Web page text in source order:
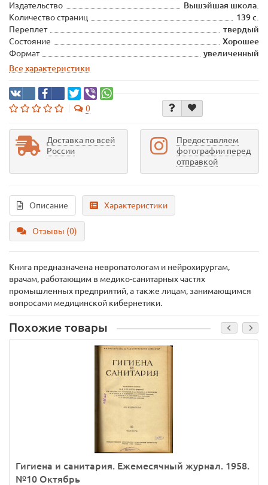
Издательство
Вышэйшая школа.
Количество страниц
139 с.
Переплет
твердый
Состояние
Хорошее
Формат
увеличенный
Все характеристики
0
Доставка по всей
России
Предоставляем
фотографии перед
отправкой
Описание Характеристики
Отзывы (0)
Книга предназначена невропатологам и нейрохирургам,
врачам, работающим в медико-санитарных частях
промышленных предприятий, а также лицам, занимающимся
вопросами медицинской кибернетики.
Похожие товары
Гигиена и санитария. Ежемесячный журнал. 1958.
№10 Октябрь